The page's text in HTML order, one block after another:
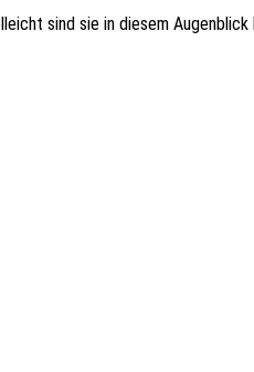
sind sie in diesem